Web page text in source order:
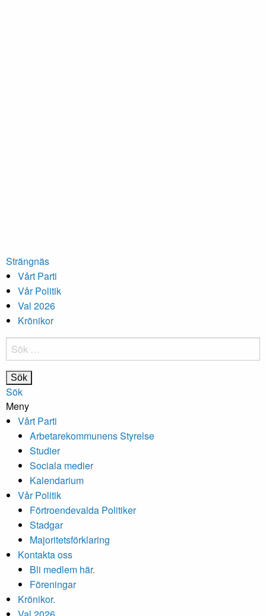
Strängnäs
Vårt Parti
Vår Politik
Val 2026
Krönikor
Sök
efter:
Sök
Meny
Vårt Parti
Arbetarekommunens Styrelse
Studier
Sociala medier
Kalendarium
Vår Politik
Förtroendevalda Politiker
Stadgar
Majoritetsförklaring
Kontakta oss
Bli medlem här.
Föreningar
Krönikor.